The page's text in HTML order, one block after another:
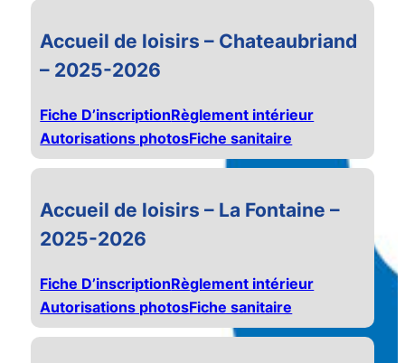
Accueil de loisirs – Chateaubriand
– 2025-2026
Fiche D’inscriptionRèglement intérieur
Autorisations photosFiche sanitaire
Accueil de loisirs – La Fontaine –
2025-2026
Fiche D’inscriptionRèglement intérieur
Autorisations photosFiche sanitaire